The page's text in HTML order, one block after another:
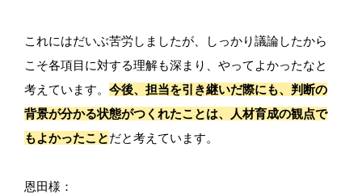
これにはだいぶ苦労しましたが、しっかり議論したから
こそ各項目に対する理解も深まり、やってよかったなと
考えています。 今後、担当を引き継いだ際にも、判断の
背景が分かる状態がつくれたことは、人材育成の観点で
もよかったことだと考えています。
恩田様：